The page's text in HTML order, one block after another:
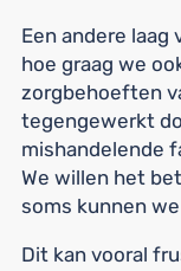
Een andere laag
hoe graag we
zorgbehoeften
tegengewerkt
mishandelende
We willen het
soms kunnen
Dit kan vooral